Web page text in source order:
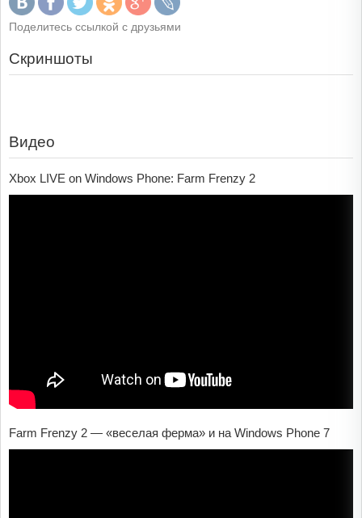
Поделитесь ссылкой с друзьями
Скриншоты
Видео
Xbox LIVE on Windows Phone: Farm Frenzy 2
Farm Frenzy 2 — «веселая ферма» и на Windows Phone 7